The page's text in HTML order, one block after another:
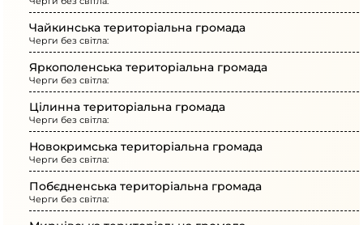
Чайкинська територіальна громада
Черги без світла:
Яркополенська територіальна громада
Черги без світла:
Цілинна територіальна громада
Черги без світла:
Новокримська територіальна громада
Черги без світла:
Побєдненська територіальна громада
Черги без світла: